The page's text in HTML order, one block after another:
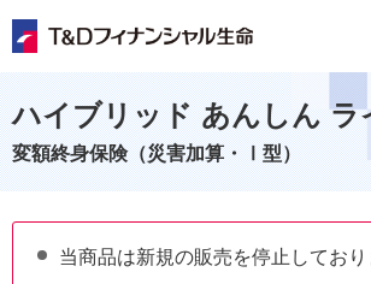
ハイブリッド あんしん ラ
変額終身保険（災害加算・Ⅰ型）
当商品は新規の販売を停止しており